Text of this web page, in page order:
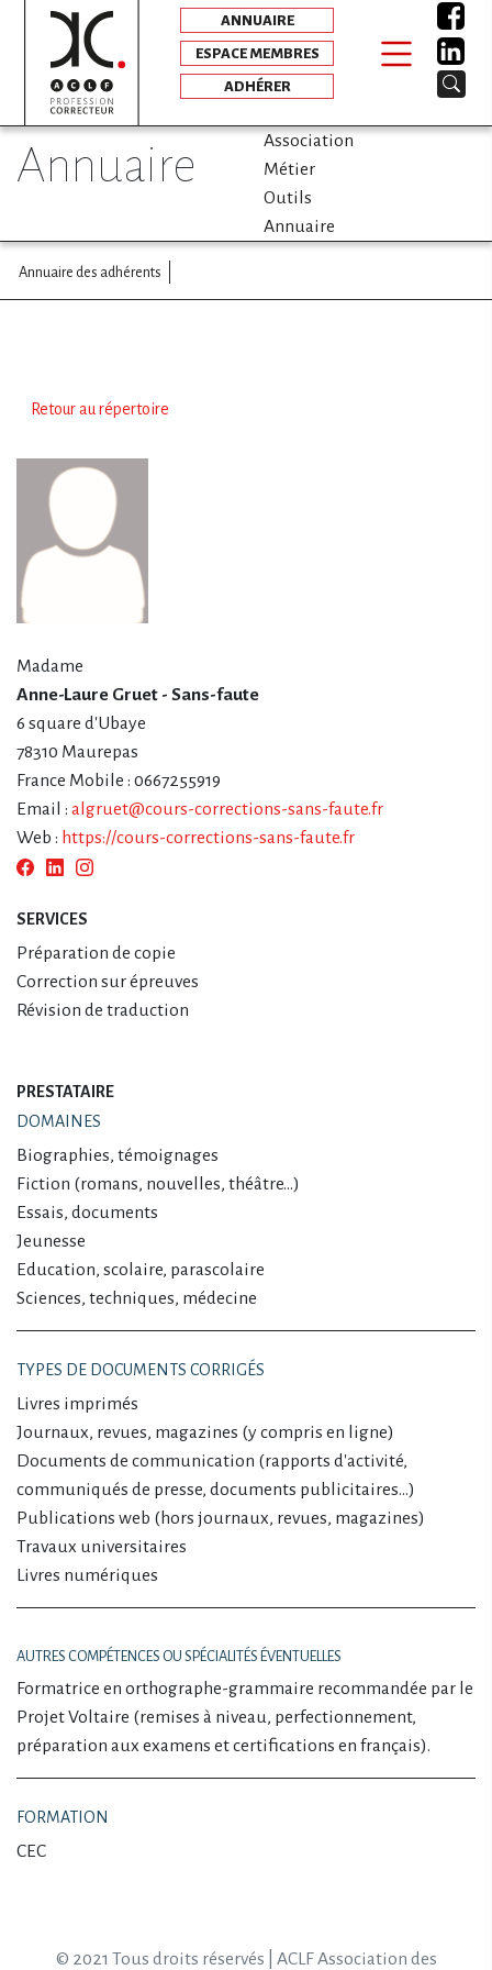
ANNUAIRE
ESPACE MEMBRES
ADHÉRER
annuaire
Association
Métier
Outils
Annuaire
Annuaire des adhérents
Retour au répertoire
Madame
Anne-Laure Gruet - Sans-faute
6 square d'Ubaye
78310 Maurepas
France Mobile : 0667255919
Email : algruet@cours-corrections-sans-faute.fr
Web : https://cours-corrections-sans-faute.fr
SERVICES
Préparation de copie
Correction sur épreuves
Révision de traduction
PRESTATAIRE
DOMAINES
Biographies, témoignages
Fiction (romans, nouvelles, théâtre…)
Essais, documents
Jeunesse
Education, scolaire, parascolaire
Sciences, techniques, médecine
TYPES DE DOCUMENTS CORRIGÉS
Livres imprimés
Journaux, revues, magazines (y compris en ligne)
Documents de communication (rapports d'activité,
communiqués de presse, documents publicitaires…)
Publications web (hors journaux, revues, magazines)
Travaux universitaires
Livres numériques
AUTRES COMPÉTENCES OU SPÉCIALITÉS ÉVENTUELLES
Formatrice en orthographe-grammaire recommandée par le
Projet Voltaire (remises à niveau, perfectionnement,
préparation aux examens et certifications en français).
FORMATION
CEC
© 2021 Tous droits réservés | ACLF Association des